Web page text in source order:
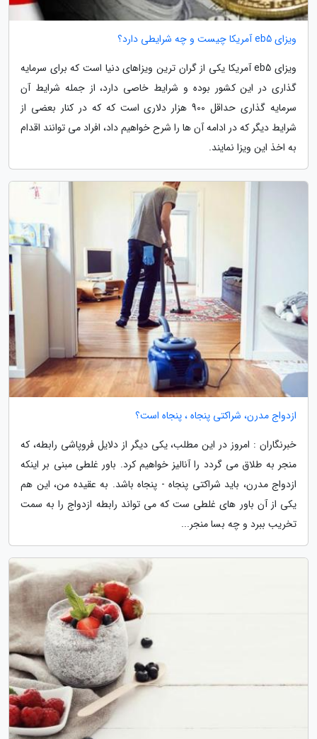
ویزای eb5 آمریکا چیست و چه شرایطی دارد؟
ویزای eb5 آمریکا یکی از گران ترین ویزاهای دنیا است که برای سرمایه
گذاری در این کشور بوده و شرایط خاصی دارد، از جمله شرایط آن
سرمایه گذاری حداقل 900 هزار دلاری است که که در کنار بعضی از
شرایط دیگر که در ادامه آن ها را شرح خواهیم داد، افراد می توانند اقدام
به اخذ این ویزا نمایند.
ازدواج مدرن، شراکتی پنجاه ، پنجاه است؟
خبرنگاران : امروز در این مطلب، یکی دیگر از دلایل فروپاشی رابطه، که
منجر به طلاق می گردد را آنالیز خواهیم کرد. باور غلطی مبنی بر اینکه
ازدواج مدرن، باید شراکتی پنجاه - پنجاه باشد. به عقیده من، این هم
یکی از آن باور های غلطی ست که می تواند رابطه ازدواج را به سمت
تخریب ببرد و چه بسا منجر...